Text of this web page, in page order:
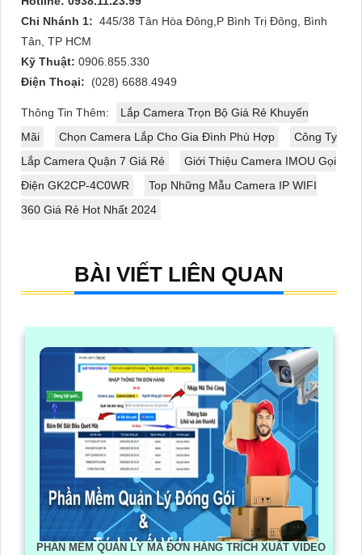
Chi Nhánh 1: 445/38 Tân Hòa Đông,P Bình Trị Đông, Bình
Tân, TP HCM
Kỹ Thuật: 0906.855.330
Điện Thoại:
(028) 6688.4949
Thông Tin Thêm:
Lắp Camera Trọn Bộ Giá Rẻ Khuyến
Mãi
Chọn Camera Lắp Cho Gia Đình Phù Hợp
Công Ty
Lắp Camera Quận 7 Giá Rẻ
Giới Thiệu Camera IMOU Gọi
Điện GK2CP-4C0WR
Top Những Mẫu Camera IP WIFI
360 Giá Rẻ Hot Nhất 2024
BÀI VIẾT LIÊN QUAN
PHẦN MỀM QUẢN LÝ MÃ ĐƠN HÀNG TRÍCH XUẤT VIDEO